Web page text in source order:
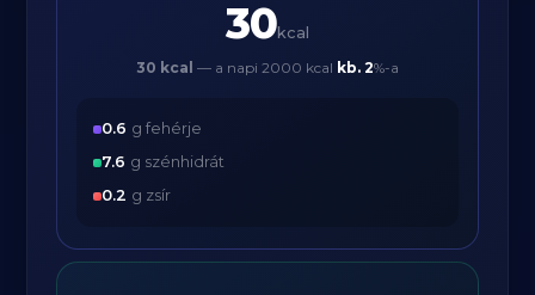
30kcal
30 kcal — a napi 2000 kcal kb. 2%-a
0.6 g fehérje
7.6 g szénhidrát
0.2 g zsír